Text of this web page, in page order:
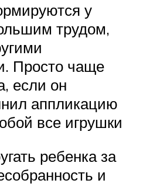
у
трудом,
Просто чаще
если он
аппликацию
все игрушки
ребенка за
и